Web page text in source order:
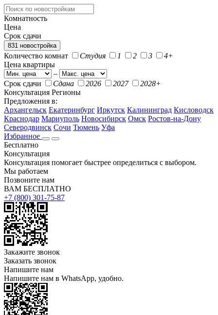
Комнатность
Цена
Срок сдачи
831 новостройка
Количество комнат Студия 1 2 3
4+
Цена квартиры
–
Срок сдачи
Сдана 2026 2027
2028+
Консультация Регионы
Предложения в:
Архангельск Екатеринбург Иркутск Калининград Кисловодск
Краснодар Мариуполь Новосибирск Омск Ростов-на-Дону
Северодвинск Сочи Тюмень Уфа
Избранное
Бесплатно
Консультация
Консультация помогает быстрее определиться с выбором.
Мы работаем
Позвоните нам
ВАМ БЕСПЛАТНО
+7 (800) 301-75-87
Закажите звонок
Заказать звонок
Напишите нам
Напишите нам в WhatsApp, удобно.